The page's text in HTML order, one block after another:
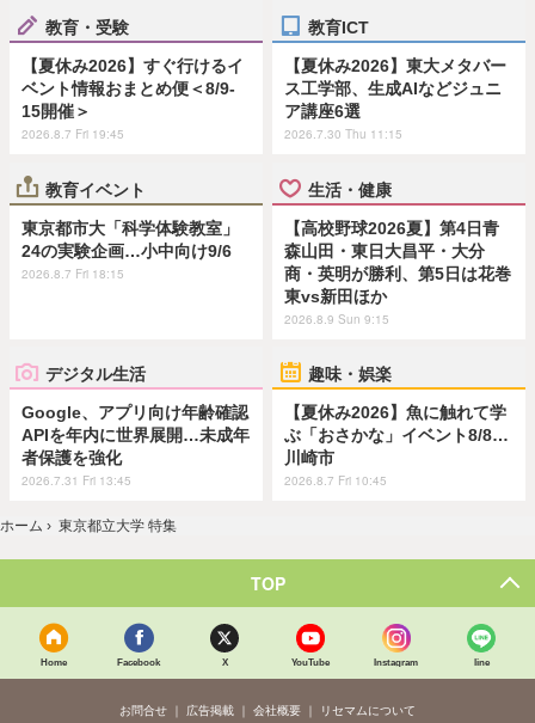
教育・受験
【夏休み2026】すぐ行けるイ
ベント情報おまとめ便＜8/9-
15開催＞
2026.8.7 Fri 19:45
教育ICT
【夏休み2026】東大メタバー
ス工学部、生成AIなどジュニ
ア講座6選
2026.7.30 Thu 11:15
教育イベント
東京都市大「科学体験教室」
24の実験企画…小中向け9/6
2026.8.7 Fri 18:15
生活・健康
【高校野球2026夏】第4日青
森山田・東日大昌平・大分
商・英明が勝利、第5日は花巻
東vs新田ほか
2026.8.9 Sun 9:15
デジタル生活
Google、アプリ向け年齢確認
APIを年内に世界展開…未成年
者保護を強化
2026.7.31 Fri 13:45
趣味・娯楽
【夏休み2026】魚に触れて学
ぶ「おさかな」イベント8/8…
川崎市
2026.8.7 Fri 10:45
ホーム › 東京都立大学 特集
TOP
Home Facebook X YouTube Instagram line
お問合せ 広告掲載 会社概要 リセマムについて